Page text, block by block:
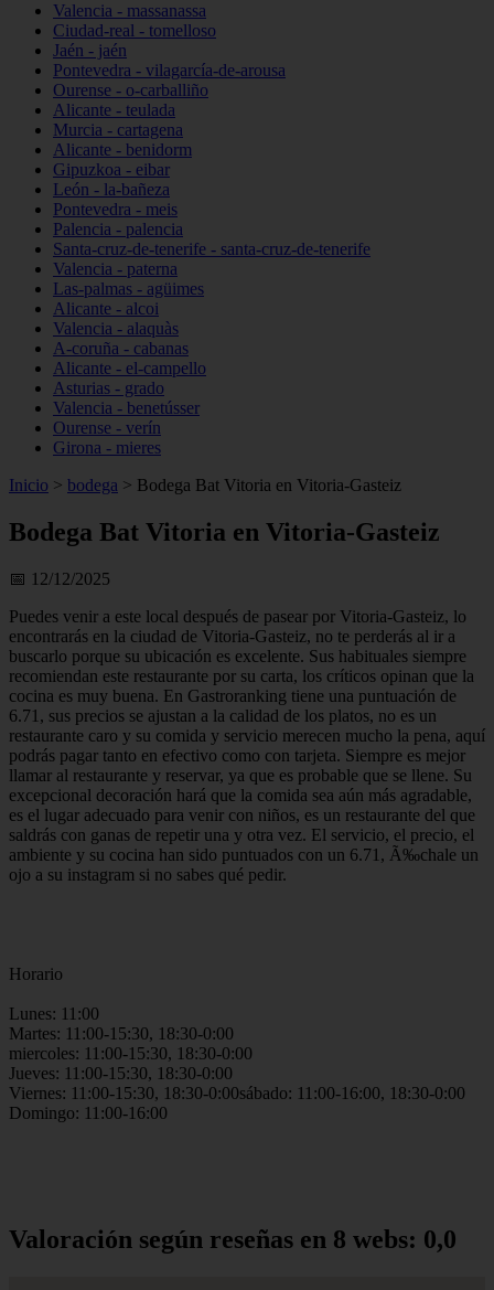
Valencia - massanassa
Ciudad-real - tomelloso
Jaén - jaén
Pontevedra - vilagarcía-de-arousa
Ourense - o-carballiño
Alicante - teulada
Murcia - cartagena
Alicante - benidorm
Gipuzkoa - eibar
León - la-bañeza
Pontevedra - meis
Palencia - palencia
Santa-cruz-de-tenerife - santa-cruz-de-tenerife
Valencia - paterna
Las-palmas - agüimes
Alicante - alcoi
Valencia - alaquàs
A-coruña - cabanas
Alicante - el-campello
Asturias - grado
Valencia - benetússer
Ourense - verín
Girona - mieres
Inicio > bodega > Bodega Bat Vitoria en Vitoria-Gasteiz
Bodega Bat Vitoria en Vitoria-Gasteiz
📅 12/12/2025
Puedes venir a este local después de pasear por Vitoria-Gasteiz, lo
encontrarás en la ciudad de Vitoria-Gasteiz, no te perderás al ir a
buscarlo porque su ubicación es excelente. Sus habituales siempre
recomiendan este restaurante por su carta, los críticos opinan que la
cocina es muy buena. En Gastroranking tiene una puntuación de
6.71, sus precios se ajustan a la calidad de los platos, no es un
restaurante caro y su comida y servicio merecen mucho la pena, aquí
podrás pagar tanto en efectivo como con tarjeta. Siempre es mejor
llamar al restaurante y reservar, ya que es probable que se llene. Su
excepcional decoración hará que la comida sea aún más agradable,
es el lugar adecuado para venir con niños, es un restaurante del que
saldrás con ganas de repetir una y otra vez. El servicio, el precio, el
ambiente y su cocina han sido puntuados con un 6.71, Ã‰chale un
ojo a su instagram si no sabes qué pedir.
Horario
Lunes: 11:00
Martes: 11:00-15:30, 18:30-0:00
miercoles: 11:00-15:30, 18:30-0:00
Jueves: 11:00-15:30, 18:30-0:00
Viernes: 11:00-15:30, 18:30-0:00sábado: 11:00-16:00, 18:30-0:00
Domingo: 11:00-16:00
Valoración según reseñas en 8 webs: 0,0